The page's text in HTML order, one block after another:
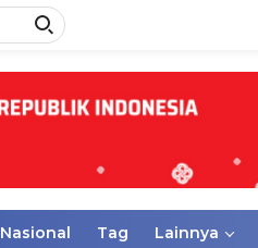
Nasional Tag Lainnya